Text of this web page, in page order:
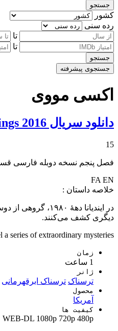
جستجو
کشور
رده سنی
تا
تا
جستجو
جستجوی پیشرفته
اکسی مووی
دانلود سریال Stranger Things 2016
15
فصل پنجم نسخه دوبله فارسی قسمت 8 ( پایان فصل )
FA EN
خلاصه داستان :
در ایندیانا
دیگری کشف می‌کنند.
series of extraordinary mysteries.
زمان
1 ساعت
ژانر
ترسناک ترسناک ابرقهرمانی
محصول
آمریکا
کیفیت ها
WEB-DL 1080p 720p 480p